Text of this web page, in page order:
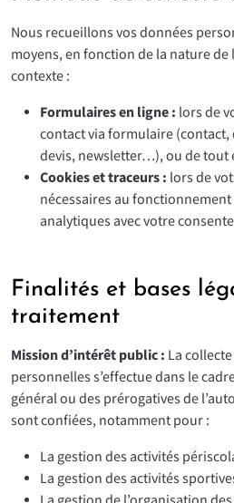
Nous recueillons vos données
moyens, en fonction de la nature
contexte :
Formulaires en ligne : lors de
contact via formulaire
devis, newsletter…), ou de tout
Cookies et traceurs : lors de
nécessaires au
analytiques avec votre
Finalités et bases
traitement
Mission d’intérêt public : La
personnelles s’effectue dans le
général ou des prérogatives de
sont confiées, notamment pour :
La gestion des activités
La gestion des activités